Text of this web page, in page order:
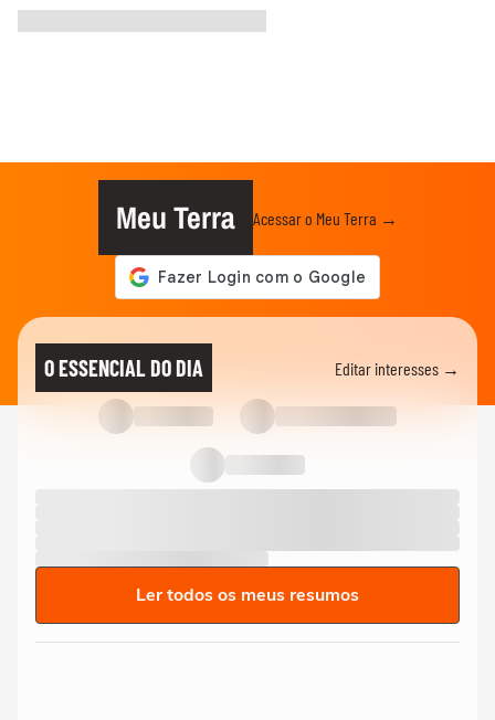
Meu Terra Acessar o Meu Terra →
O ESSENCIAL DO DIA Editar interesses →
Ler todos os meus resumos